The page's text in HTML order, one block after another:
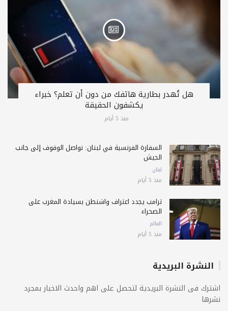
هل تُهدر بطارية هاتفك من دون أن تعلم؟ خبراء
يكشفون الحقيقة
منذ 5 أيام
السفارة الفرنسية في لبنان: نواصل الوقوف إلى جانب
الجيش
لبنان
منذ 5 أيام
ترامب يجدد اعتراف واشنطن بسيادة المغرب على
الصحراء
العالم
منذ 5 أيام
النشرة البريدية
اشترك فى النشرة البريدية لتحصل على اهم واحدث الاخبار بمجرد
نشرها